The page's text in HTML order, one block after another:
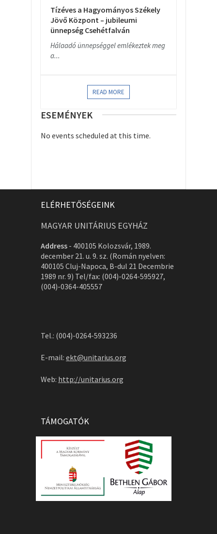
Tízéves a Hagyományos Székely
Jövő Központ – jubileumi
ünnepség Csehétfalván
Hálaadó ünnepséggel emlékeztek meg
a...
READ MORE
ESEMÉNYEK
No events scheduled at this time.
ELÉRHETŐSÉGEINK
MAGYAR UNITÁRIUS EGYHÁZ
Address - 400105 Kolozsvár, 1989.
december 21. u. 9. sz. (Román nyelven:
400105 Cluj-Napoca, B-dul 21 Decembrie
1989 nr. 9) Tel/fax: (004)-0264-595927,
(004)-0364-405557
Tel.: (004)-0264-593236
E-mail: ekt@unitarius.org
Web: http://unitarius.org
TÁMOGATÓK